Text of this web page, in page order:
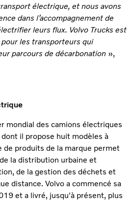
électrique, et nous avons
dans l’accompagnement de
leurs flux. Volvo Trucks est
les transporteurs qui
parcours de décarbonation »,
mondial des camions électriques
il propose huit modèles à
de produits de la marque permet
la distribution urbaine et
de la gestion des déchets et
distance. Volvo a commencé sa
et a livré, jusqu'à présent, plus